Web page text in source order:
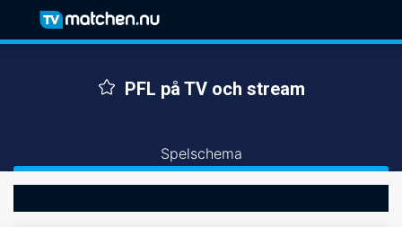
PFL på TV och stream
Spelschema